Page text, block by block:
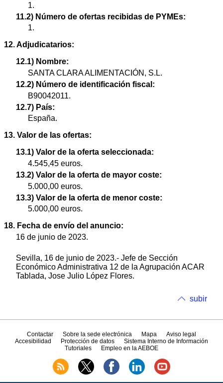
1.
11.2) Número de ofertas recibidas de PYMEs:
1.
12. Adjudicatarios:
12.1) Nombre:
SANTA CLARA ALIMENTACIÓN, S.L.
12.2) Número de identificación fiscal:
B90042011.
12.7) País:
España.
13. Valor de las ofertas:
13.1) Valor de la oferta seleccionada:
4.545,45 euros.
13.2) Valor de la oferta de mayor coste:
5.000,00 euros.
13.3) Valor de la oferta de menor coste:
5.000,00 euros.
18. Fecha de envío del anuncio:
16 de junio de 2023.
Sevilla, 16 de junio de 2023.- Jefe de Sección
Económico Administrativa 12 de la Agrupación ACAR
Tablada, Jose Julio López Flores.
subir
Contactar Sobre la sede electrónica Mapa
Aviso legal
Accesibilidad
Protección de datos
Sistema Interno de Información
Tutoriales
Empleo en la AEBOE